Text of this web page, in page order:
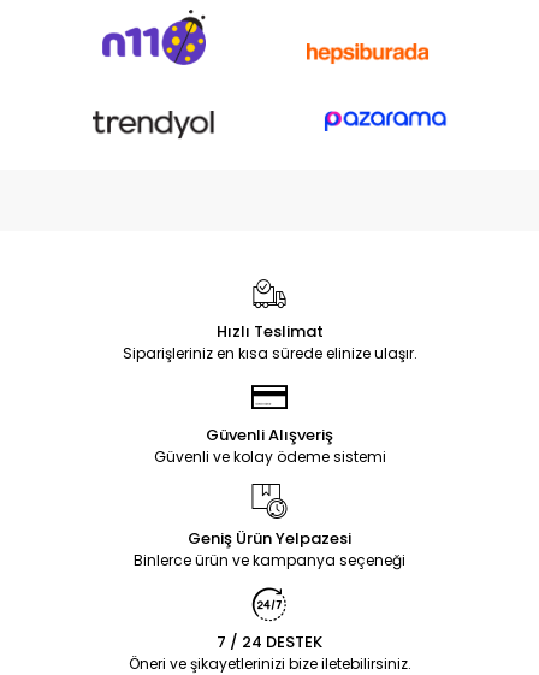
Hızlı Teslimat
Siparişleriniz en kısa sürede elinize ulaşır.
Güvenli Alışveriş
Güvenli ve kolay ödeme sistemi
Geniş Ürün Yelpazesi
Binlerce ürün ve kampanya seçeneği
7 / 24 DESTEK
Öneri ve şikayetlerinizi bize iletebilirsiniz.